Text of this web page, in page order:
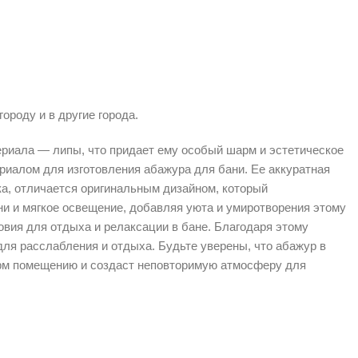
и в другие города.
— липы, что придает ему особый шарм и эстетическое
для изготовления абажура для бани. Ее аккуратная
отличается оригинальным дизайном, который
и мягкое освещение, добавляя уюта и умиротворения этому
для отдыха и релаксации в бане. Благодаря этому
расслабления и отдыха. Будьте уверены, что абажур в
помещению и создаст неповторимую атмосферу для